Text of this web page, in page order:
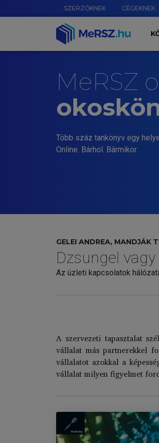
SZERZŐKNEK CÉGEKNEK
MeRSZ
Több száz tankönyv egy
Online. Bárhol. Bármikor.
GELEI ANDREA, MANDJÁK
Dzsungel
Az üzleti kapcsolatok
A szervezeti tapasztalat
vállalat más partnerekkel
vállalatot azokkal a
vállalat milyen figyelmet